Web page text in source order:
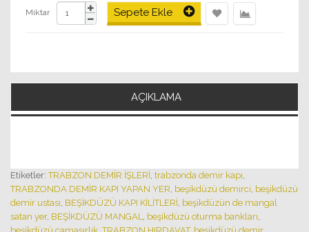
Miktar Sepete Ekle
AÇIKLAMA
Etiketler:TRABZON DEMİR İŞLERİ, trabzonda demir kapı,
TRABZONDA DEMİR KAPI YAPAN YER, beşikdüzü demirci, beşikdüzü
demir ustası, BEŞİKDÜZÜ KAPI KİLİTLERİ, beşikdüzün de mangal
satan yer, BEŞİKDÜZÜ MANGAL, beşikdüzü oturma bankları,